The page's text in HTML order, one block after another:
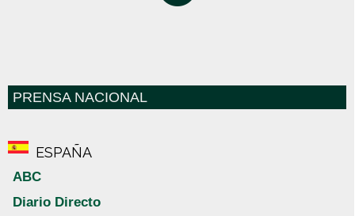
PRENSA NACIONAL
ESPAÑA
ABC
Diario Directo